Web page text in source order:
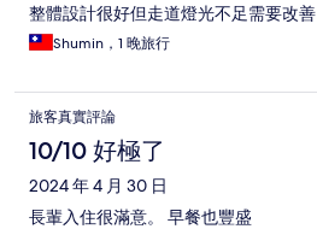
整體設計很好但走道燈光不足需要改善
Shumin，1 晚旅行
旅客真實評論
10/10 好極了
2024 年 4 月 30 日
長輩入住很滿意。 早餐也豐盛